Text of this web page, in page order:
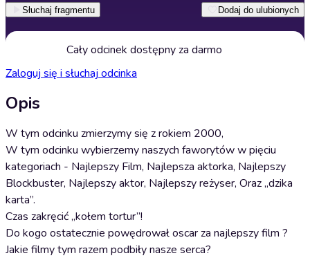
Słuchaj fragmentu Dodaj do ulubionych
Cały odcinek dostępny za darmo
Zaloguj się i słuchaj odcinka
Opis
W tym odcinku zmierzymy się z rokiem 2000,
W tym odcinku wybierzemy naszych faworytów w pięciu
kategoriach - Najlepszy Film, Najlepsza aktorka, Najlepszy
Blockbuster, Najlepszy aktor, Najlepszy reżyser, Oraz „dzika
karta”.
Czas zakręcić „kołem tortur”!
Do kogo ostatecznie powędrował oscar za najlepszy film ?
Jakie filmy tym razem podbiły nasze serca?